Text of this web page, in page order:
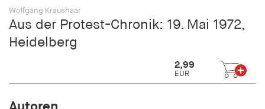
Wolfgang Kraushaar
Aus der Protest-Chronik: 19. Mai 1972,
Heidelberg
2,99
EUR